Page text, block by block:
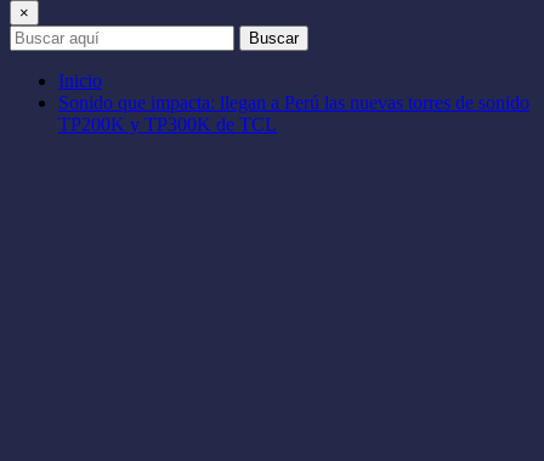
×
Buscar
Inicio
Sonido que impacta: llegan a Perú las nuevas torres de sonido
TP200K y TP300K de TCL